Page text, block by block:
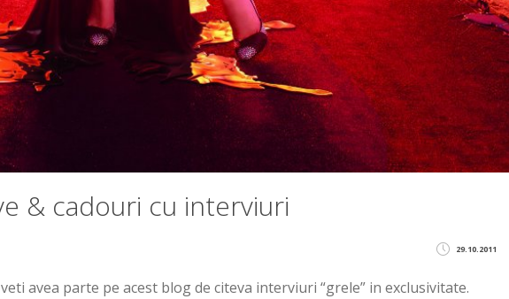
& cadouri cu interviuri
29.10.2011
avea parte pe acest blog de citeva interviuri “grele” in exclusivitate.